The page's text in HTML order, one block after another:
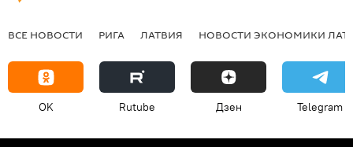
ВСЕ НОВОСТИ РИГА ЛАТВИЯ НОВОСТИ ЭКОНОМИКИ
OK Rutube Дзен Telegram